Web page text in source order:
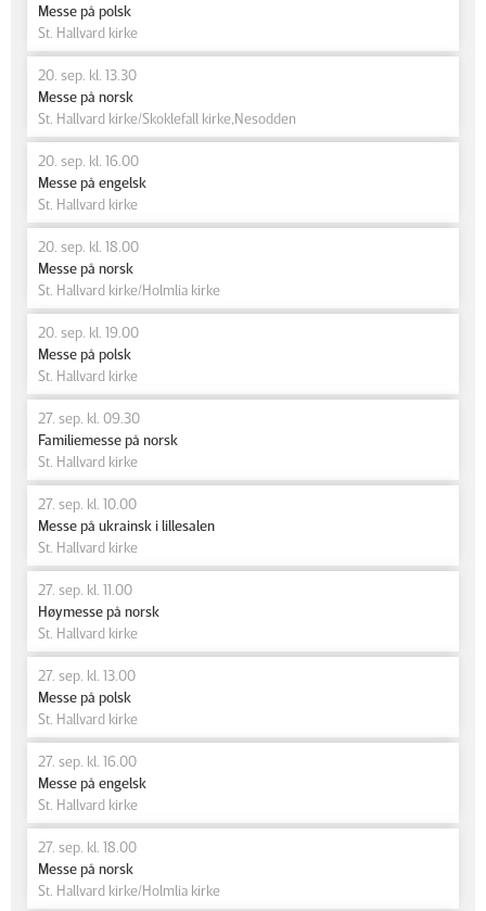
Messe på polsk
St. Hallvard kirke
20. sep. kl. 13.30
Messe på norsk
St. Hallvard kirke/Skoklefall kirke,Nesodden
20. sep. kl. 16.00
Messe på engelsk
St. Hallvard kirke
20. sep. kl. 18.00
Messe på norsk
St. Hallvard kirke/Holmlia kirke
20. sep. kl. 19.00
Messe på polsk
St. Hallvard kirke
27. sep. kl. 09.30
Familiemesse på norsk
St. Hallvard kirke
27. sep. kl. 10.00
Messe på ukrainsk i lillesalen
St. Hallvard kirke
27. sep. kl. 11.00
Høymesse på norsk
St. Hallvard kirke
27. sep. kl. 13.00
Messe på polsk
St. Hallvard kirke
27. sep. kl. 16.00
Messe på engelsk
St. Hallvard kirke
27. sep. kl. 18.00
Messe på norsk
St. Hallvard kirke/Holmlia kirke